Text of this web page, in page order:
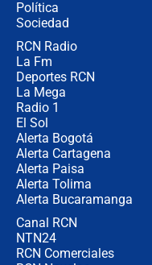
Política
Sociedad
RCN Radio
La Fm
Deportes RCN
La Mega
Radio 1
El Sol
Alerta Bogotá
Alerta Cartagena
Alerta Paisa
Alerta Tolima
Alerta Bucaramanga
Canal RCN
NTN24
RCN Comerciales